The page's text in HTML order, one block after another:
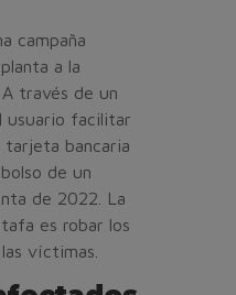
campaña
a la
través de un
usuario facilitar
tarjeta bancaria
de un
de 2022. La
es robar los
víctimas.